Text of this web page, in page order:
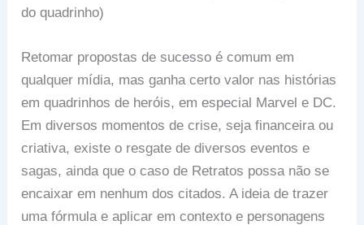
do quadrinho)
Retomar propostas de sucesso é comum em
qualquer mídia, mas ganha certo valor nas histórias
em quadrinhos de heróis, em especial Marvel e DC.
Em diversos momentos de crise, seja financeira ou
criativa, existe o resgate de diversos eventos e
sagas, ainda que o caso de Retratos possa não se
encaixar em nenhum dos citados. A ideia de trazer
uma fórmula e aplicar em contexto e personagens